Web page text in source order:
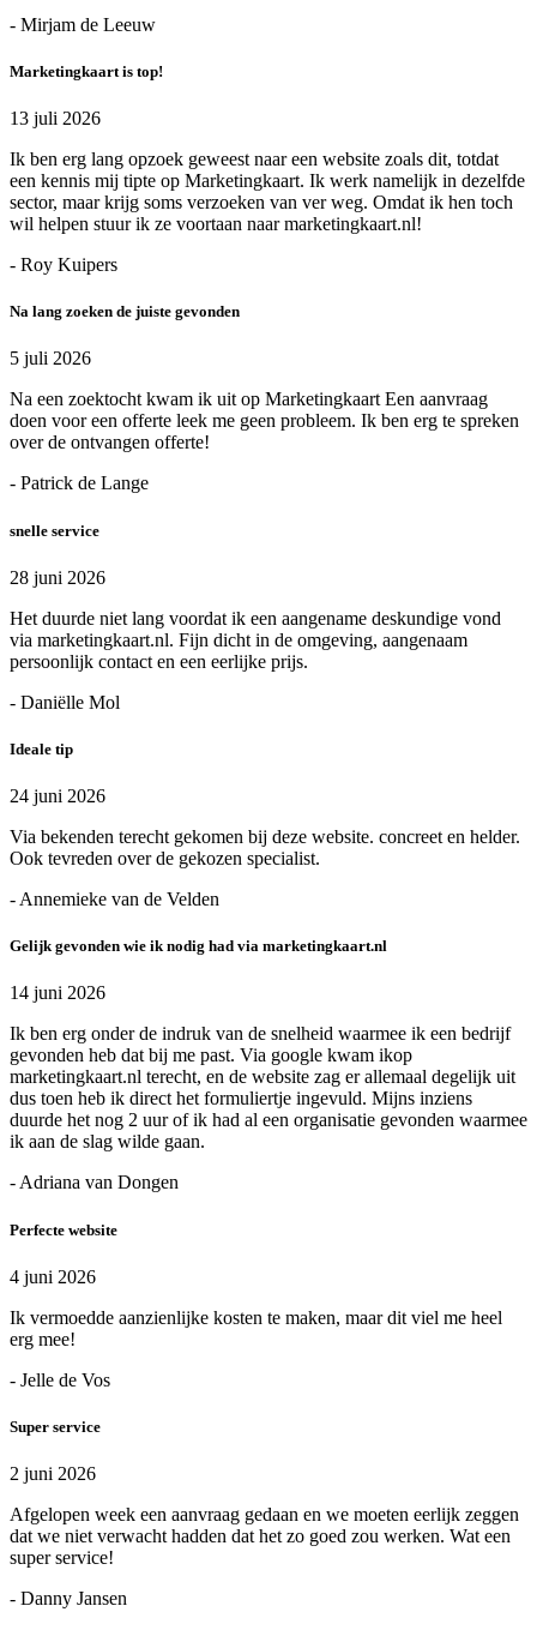
- Mirjam de Leeuw
Marketingkaart is top!
13 juli 2026
Ik ben erg lang opzoek geweest naar een website zoals dit, totdat
een kennis mij tipte op Marketingkaart. Ik werk namelijk in dezelfde
sector, maar krijg soms verzoeken van ver weg. Omdat ik hen toch
wil helpen stuur ik ze voortaan naar marketingkaart.nl!
- Roy Kuipers
Na lang zoeken de juiste gevonden
5 juli 2026
Na een zoektocht kwam ik uit op Marketingkaart Een aanvraag
doen voor een offerte leek me geen probleem. Ik ben erg te spreken
over de ontvangen offerte!
- Patrick de Lange
snelle service
28 juni 2026
Het duurde niet lang voordat ik een aangename deskundige vond
via marketingkaart.nl. Fijn dicht in de omgeving, aangenaam
persoonlijk contact en een eerlijke prijs.
- Daniëlle Mol
Ideale tip
24 juni 2026
Via bekenden terecht gekomen bij deze website. concreet en helder.
Ook tevreden over de gekozen specialist.
- Annemieke van de Velden
Gelijk gevonden wie ik nodig had via marketingkaart.nl
14 juni 2026
Ik ben erg onder de indruk van de snelheid waarmee ik een bedrijf
gevonden heb dat bij me past. Via google kwam ikop
marketingkaart.nl terecht, en de website zag er allemaal degelijk uit
dus toen heb ik direct het formuliertje ingevuld. Mijns inziens
duurde het nog 2 uur of ik had al een organisatie gevonden waarmee
ik aan de slag wilde gaan.
- Adriana van Dongen
Perfecte website
4 juni 2026
Ik vermoedde aanzienlijke kosten te maken, maar dit viel me heel
erg mee!
- Jelle de Vos
Super service
2 juni 2026
Afgelopen week een aanvraag gedaan en we moeten eerlijk zeggen
dat we niet verwacht hadden dat het zo goed zou werken. Wat een
super service!
- Danny Jansen